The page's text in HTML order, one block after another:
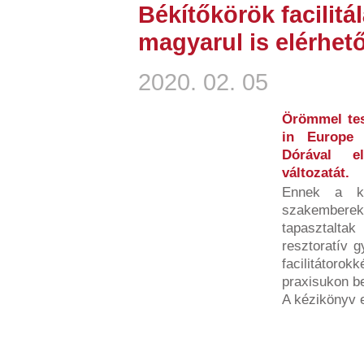
Békítőkörök
magyarul is
2020. 02. 05
Örömmel
in Europe
Dórával
változatát.
Ennek a
resztoratív
praxisukon
A kézikönyv